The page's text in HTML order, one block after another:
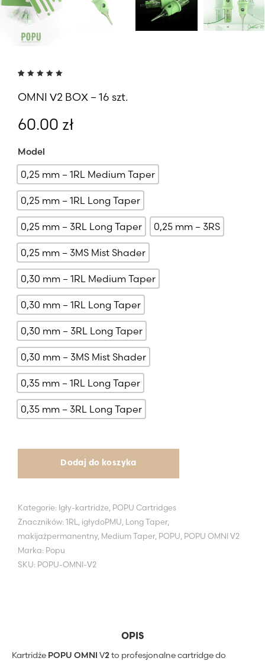
5 na
podstawie
OMNI V2 BOX – 16 szt.
60.00 zł
Model
0,25 mm – 1RL Medium Taper
0,25 mm – 1RL Long Taper
0,25 mm – 3RL Long Taper 0,25 mm – 3RS
0,25 mm – 3MS Mist Shader
0,30 mm – 1RL Medium Taper
0,30 mm – 1RL Long Taper
0,30 mm – 3RL Long Taper
0,30 mm – 3MS Mist Shader
0,35 mm – 1RL Long Taper
0,35 mm – 3RL Long Taper
Dodaj do koszyka
SKU: POPU-OMNI-V2
Kategorie: Igły-kartridże POPU Cartridges
Znaczników: 1RL igłydoPMU Long Taper,
makijażpermanentny, Medium Taper, POPU POPU OMNI V2
Marka: Popu
OPIS
Kartridże POPU OMNI V2to profesjonalne cartridge do